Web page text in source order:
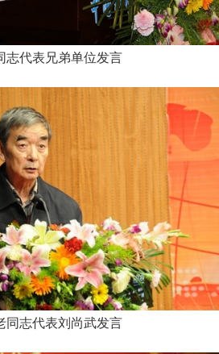
志代表兄弟单位发言
同志代表刘尚武发言